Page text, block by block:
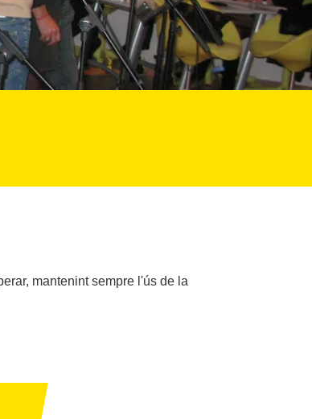
mantenint sempre l'ús de la